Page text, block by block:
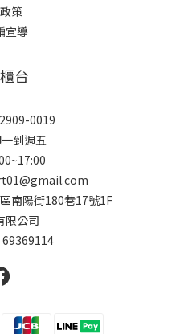
策
宣導
台
0019
到週五
南陽街180巷17號1F
限公司